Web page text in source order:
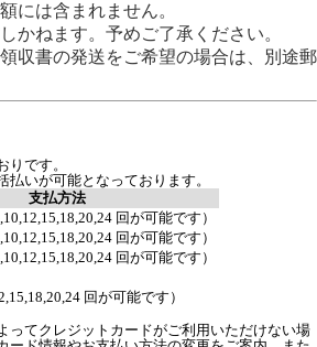
には含まれません。
かねます。予めご了承ください。
収書の発送をご希望の場合は、別途
りです。
いが可能となっております。
支払方法
回が可能です）
回が可能です）
回が可能です）
回が可能です）
ってクレジットカードがご利用いただけない場